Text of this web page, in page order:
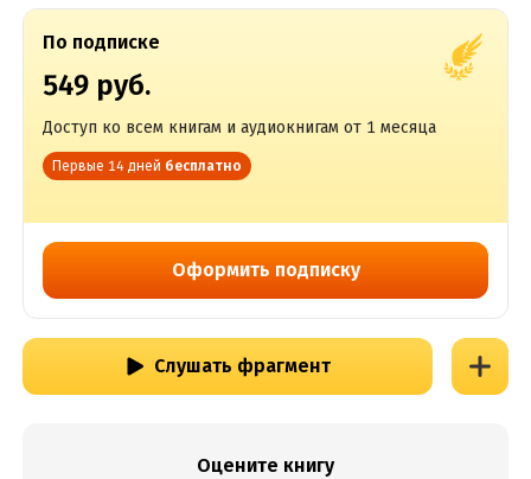
По подписке
549 руб.
Доступ ко всем книгам и аудиокнигам от 1 месяца
Первые 14 дней бесплатно
Оформить подписку
Слушать фрагмент
Оцените книгу